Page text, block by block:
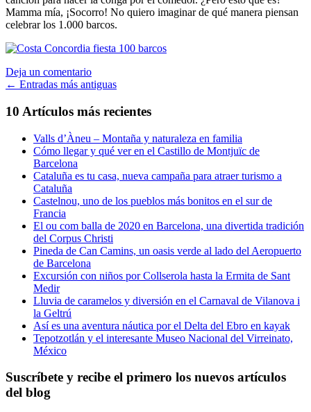
Mamma mía, ¡Socorro! No quiero imaginar de qué manera piensan
celebrar los 1.000 barcos.
Deja un comentario
Ir
a
entradas
← Entradas más antiguas
10 Artículos más recientes
Valls d’Àneu – Montaña y naturaleza en familia
Cómo llegar y qué ver en el Castillo de Montjuïc de
Barcelona
Cataluña es tu casa, nueva campaña para atraer turismo a
Cataluña
Castelnou, uno de los pueblos más bonitos en el sur de
Francia
El ou com balla de 2020 en Barcelona, una divertida tradición
del Corpus Christi
Pineda de Can Camins, un oasis verde al lado del Aeropuerto
de Barcelona
Excursión con niños por Collserola hasta la Ermita de Sant
Medir
Lluvia de caramelos y diversión en el Carnaval de Vilanova i
la Geltrú
Así es una aventura náutica por el Delta del Ebro en kayak
Tepotzotlán y el interesante Museo Nacional del Virreinato,
México
Suscríbete y recibe el primero los nuevos artículos
del blog